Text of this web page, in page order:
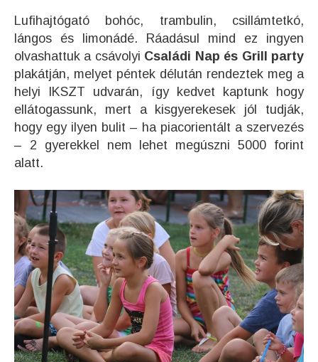
Lufihajtógató bohóc, trambulin, csillámtetkó,
lángos és limonádé. Ráadásul mind ez ingyen
olvashattuk a csávolyi Családi Nap és Grill party
plakátján, melyet péntek délután rendeztek meg a
helyi IKSZT udvarán, így kedvet kaptunk hogy
ellátogassunk, mert a kisgyerekesek jól tudják,
hogy egy ilyen bulit – ha piacorientált a szervezés
– 2 gyerekkel nem lehet megúszni 5000 forint
alatt.